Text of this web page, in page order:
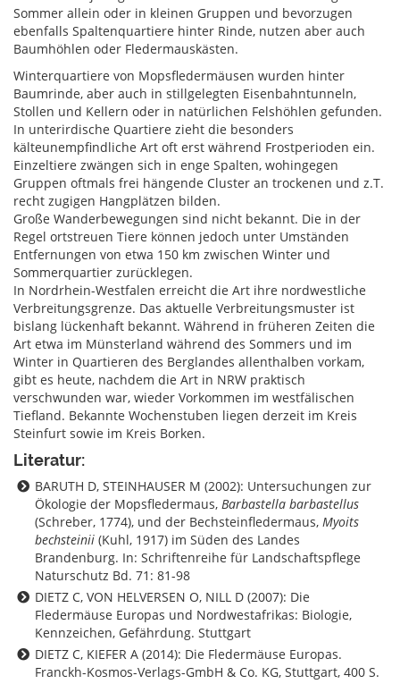
Sommer allein oder in kleinen Gruppen und bevorzugen
ebenfalls Spaltenquartiere hinter Rinde, nutzen aber auch
Baumhöhlen oder Fledermauskästen.
Winterquartiere von Mopsfledermäusen wurden hinter
Baumrinde, aber auch in stillgelegten Eisenbahntunneln,
Stollen und Kellern oder in natürlichen Felshöhlen gefunden.
In unterirdische Quartiere zieht die besonders
kälteunempfindliche Art oft erst während Frostperioden ein.
Einzeltiere zwängen sich in enge Spalten, wohingegen
Gruppen oftmals frei hängende Cluster an trockenen und z.T.
recht zugigen Hangplätzen bilden.
Große Wanderbewegungen sind nicht bekannt. Die in der
Regel ortstreuen Tiere können jedoch unter Umständen
Entfernungen von etwa 150 km zwischen Winter und
Sommerquartier zurücklegen.
In Nordrhein-Westfalen erreicht die Art ihre nordwestliche
Verbreitungsgrenze. Das aktuelle Verbreitungsmuster ist
bislang lückenhaft bekannt. Während in früheren Zeiten die
Art etwa im Münsterland während des Sommers und im
Winter in Quartieren des Berglandes allenthalben vorkam,
gibt es heute, nachdem die Art in NRW praktisch
verschwunden war, wieder Vorkommen im westfälischen
Tiefland. Bekannte Wochenstuben liegen derzeit im Kreis
Steinfurt sowie im Kreis Borken.
Literatur:
BARUTH D, STEINHAUSER M (2002): Untersuchungen zur
Ökologie der Mopsfledermaus, Barbastella barbastellus
(Schreber, 1774), und der Bechsteinfledermaus, Myoits
bechsteinii (Kuhl, 1917) im Süden des Landes
Brandenburg. In: Schriftenreihe für Landschaftspflege
Naturschutz Bd. 71: 81-98
DIETZ C, VON HELVERSEN O, NILL D (2007): Die
Fledermäuse Europas und Nordwestafrikas: Biologie,
Kennzeichen, Gefährdung. Stuttgart
DIETZ C, KIEFER A (2014): Die Fledermäuse Europas.
Franckh-Kosmos-Verlags-GmbH & Co. KG, Stuttgart, 400 S.